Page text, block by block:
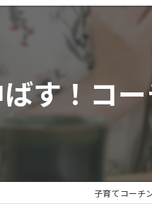
す！コ
子育てコーチ